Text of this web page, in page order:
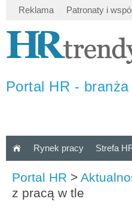
Reklama Patronaty i
Portal HR -
Rynek pracy Strefa
Portal HR >
z pracą w tle